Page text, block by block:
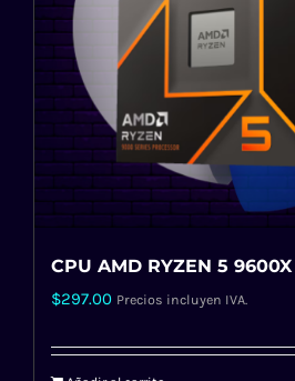
CPU AMD RYZEN 5 9600X
$297.00 Precios incluyen IVA.